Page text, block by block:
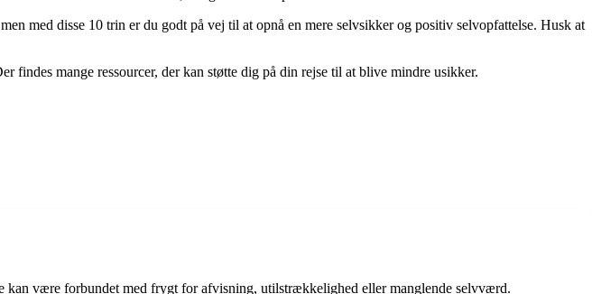
med disse 10 trin er du godt på vej til at opnå en mere selvsikker og positiv selvopfattelse. Husk at
findes mange ressourcer, der kan støtte dig på din rejse til at blive mindre usikker.
kan være forbundet med frygt for afvisning, utilstrækkelighed eller manglende selvværd.